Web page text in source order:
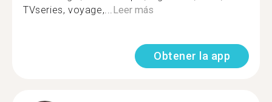
TVseries, voyage,... Leer más
Obtener la app